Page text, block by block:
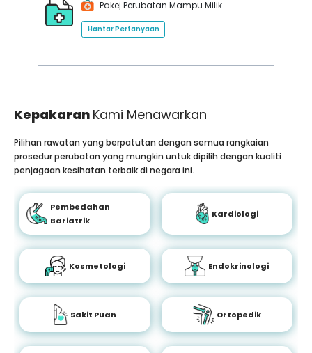
Pakej Perubatan Mampu Milik
Hantar Pertanyaan
Kepakaran Kami Menawarkan
Pilihan rawatan yang berpatutan dengan semua rangkaian
prosedur perubatan yang mungkin untuk dipilih dengan kualiti
penjagaan kesihatan terbaik di negara ini.
Pembedahan
Bariatrik
Kardiologi
Kosmetologi Endokrinologi
Sakit Puan Ortopedik